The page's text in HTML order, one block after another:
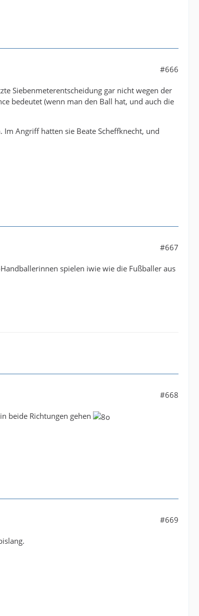
#666
Siebenmeterentscheidung gar nicht wegen der
bedeutet (wenn man den Ball hat, und auch die
Angriff hatten sie Beate Scheffknecht, und
#667
spielen iwie wie die Fußballer aus
#668
beide Richtungen gehen
#669